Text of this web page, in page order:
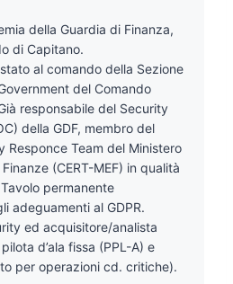
della Guardia di Finanza,
di Capitano.
al comando della Sezione
del Comando
responsabile del Security
della GDF, membro del
Responce Team del Ministero
(CERT-MEF) in qualità
permanente
adeguamenti al GDPR.
ed acquisitore/analista
d’ala fissa (PPL-A) e
per operazioni cd. critiche).